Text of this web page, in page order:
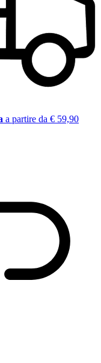
a partire da € 59,90